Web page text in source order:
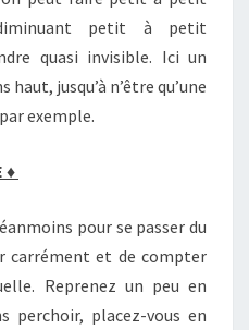
petit à petit
quasi invisible. Ici un
jusqu’à n’être qu’une
exemple.
♦
pour se passer du
carrément et de compter
Reprenez un peu en
perchoir, placez-vous en